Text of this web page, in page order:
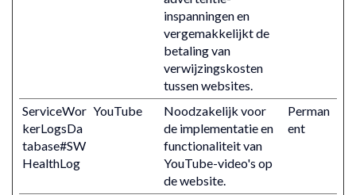
inspanningen en
vergemakkelijkt de
betaling van
verwijzingskosten
tussen websites.
ServiceWor
kerLogsDa
tabase#SW
HealthLog
YouTube
Noodzakelijk voor
de implementatie en
functionaliteit van
YouTube-video's op
de website.
Perman
ent